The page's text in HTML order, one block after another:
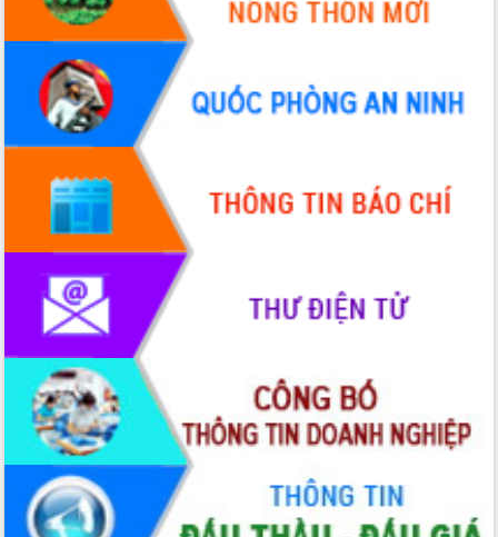
Hội nghị triển khai kết nối mạng
truyền số liệu chuyên dùng phục vụ cơ
quan Đảng, Nhà nước
Lễ phát động chuỗi hoạt động chung
tay làm sạch môi trường
Xã Ea Kar bước chuyển mình trong
công tác cải cách hành chính mô hình
UBND tỉnh họp báo định kỳ tháng 4
năm 2026
Hội thảo khoa học “Giải pháp thúc đẩy
phát triển nền kinh tế xanh tại tỉnh
Đắk Lắk”
Tăng cường giám sát, đôn đốc thực
hiện nhiệm vụ quản lý tài sản công
hàng tuần
Tháo gỡ những vướng mắc, đẩy mạnh
công tác cải cách thủ tục hành chính
tại Trung tâm Phục vụ hành chính
công tỉnh
Đắk Lắk: Tôn vinh 46 giải pháp tại Hội
thi Sáng tạo Kỹ thuật 2024 - 2025